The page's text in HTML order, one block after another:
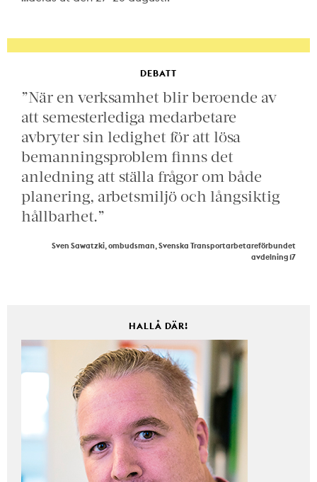
DEBATT
”När en verksamhet blir beroende av
att semesterlediga medarbetare
avbryter sin ledighet för att lösa
bemanningsproblem finns det
anledning att ställa frågor om både
planering, arbetsmiljö och långsiktig
hållbarhet.”
Sven Sawatzki, ombudsman, Svenska Transportarbetareförbundet
avdelning 17
HALLÅ DÄR!